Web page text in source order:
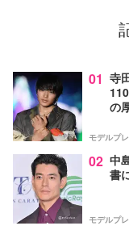
01 寺
の
モデルプ
02 中
書
モデルプ